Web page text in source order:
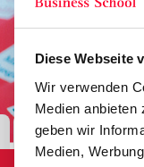
Diese Webseite
Wir verwenden
Medien anbieten
geben wir
Medien,
Institute &